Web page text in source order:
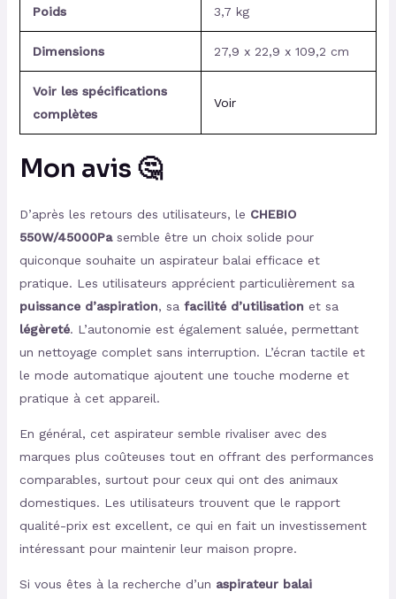
Poids 3,7 kg
Dimensions 27,9 x 22,9 x 109,2 cm
Voir les spécifications
complètes
Voir
Mon avis 🤔
D’après les retours des utilisateurs, le CHEBIO
550W/45000Pasemble être un choix solide pour
quiconque souhaite un aspirateur balai efficace et
pratique. Les utilisateurs apprécient particulièrement sa
puissance d’aspiration, sa facilité d’utilisation et sa
légèreté. L’autonomie est également saluée, permettant
un nettoyage complet sans interruption. L’écran tactile et
le mode automatique ajoutent une touche moderne et
pratique à cet appareil.
En général, cet aspirateur semble rivaliser avec des
marques plus coûteuses tout en offrant des performances
comparables, surtout pour ceux qui ont des animaux
domestiques. Les utilisateurs trouvent que le rapport
qualité-prix est excellent, ce qui en fait un investissement
intéressant pour maintenir leur maison propre.
Si vous êtes à la recherche d’un aspirateur balai